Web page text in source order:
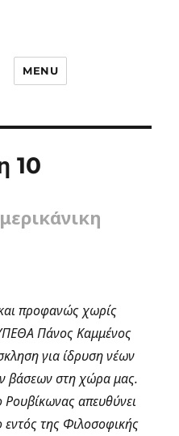
MENU
10
προφανώς χωρίς
Πάνος Καμμένος
για ίδρυση νέων
βάσεων στη χώρα μας.
Ρουβίκωνας απευθύνει
της Φιλοσοφικής